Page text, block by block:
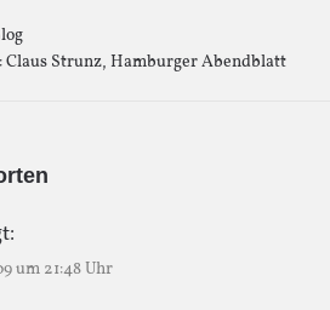
Claus Strunz, Hamburger Abendblatt
um 21:48 Uhr